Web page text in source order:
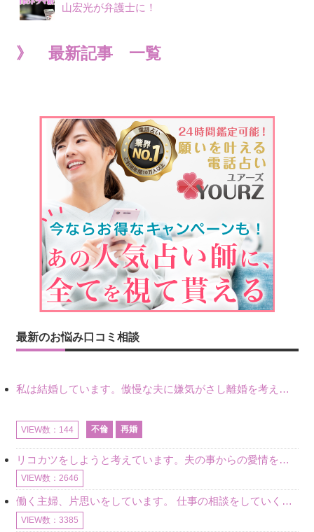
山宏光が弁護士に！
》 最新記事 一覧
最新のお悩み口コミ相談
私は結婚しています。傲慢な夫に嫌気がさし離婚を考えていたときに、彼と出会いました。彼には恋人がいましたが、話をするうちに、夫とのことを相談するようにな
VIEW数：144 不倫 再婚
リコカツをしようと考えています。夫の事からの愛情を全く感じません。子供がいるので、子供が成長するまではと我慢しています。 まず、お金が必要だと考え、仕事の量も増やしました。ところが、夫は働かず、結局は
VIEW数：2646
働く主婦、片思いをしています。 仕事の相談をしていくうちに、彼のことを好きになりました。私には夫も子供もいます。不倫をしているわけでもなく、もちろん、この気持ちは誰にも話していません。 ラインをする関
VIEW数：3385